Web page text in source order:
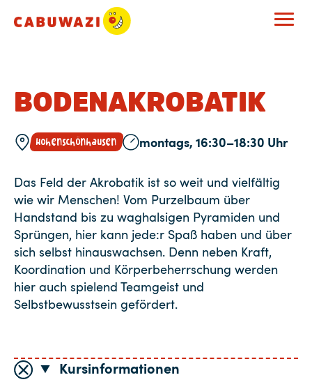
BODENAKROBATIK
Hohenschönhausen montags, 16:30–18:30 Uhr
Das Feld der Akrobatik ist so weit und vielfältig
wie wir Menschen! Vom Purzelbaum über
Handstand bis zu waghalsigen Pyramiden und
Sprüngen, hier kann jede:r Spaß haben und über
sich selbst hinauswachsen. Denn neben Kraft,
Koordination und Körperbeherrschung werden
hier auch spielend Teamgeist und
Selbstbewusstsein gefördert.
Kursinformationen